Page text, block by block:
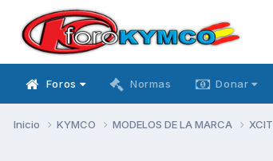
Foros Normas Donar
Inicio KYMCO MODELOS DE LA MARCA